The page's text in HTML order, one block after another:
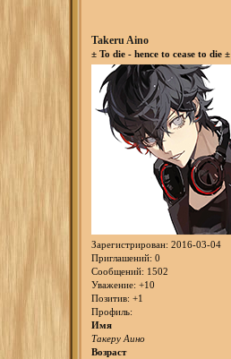
Takeru Aino
± To die - hence to cease to die ±
Зарегистрирован: 2016-03-04
Приглашений: 0
Сообщений: 1502
Уважение: +10
Позитив: +1
Профиль:
Имя
Такеру Аино
Возраст